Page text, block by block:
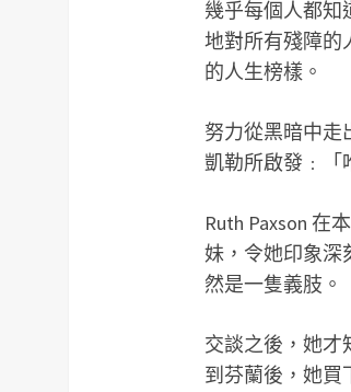
幾乎每個人都知
地對所有殘障的
的人生榜樣。
努力從黑暗中走
凱勒所啟發﹕「
Ruth Paxson 在
妹，令她印象深
然是一隻義肢。
交談之後，她才
到芬蘭後，她買